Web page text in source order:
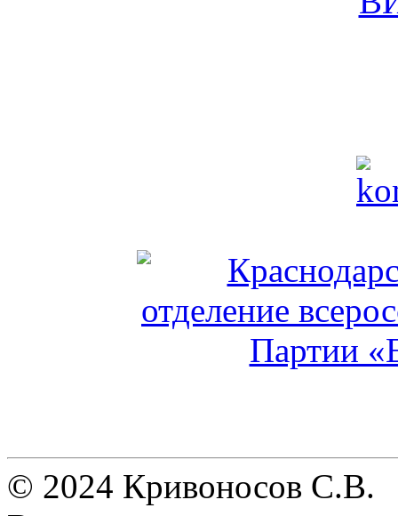
© 2024 Кривоносов С.В.